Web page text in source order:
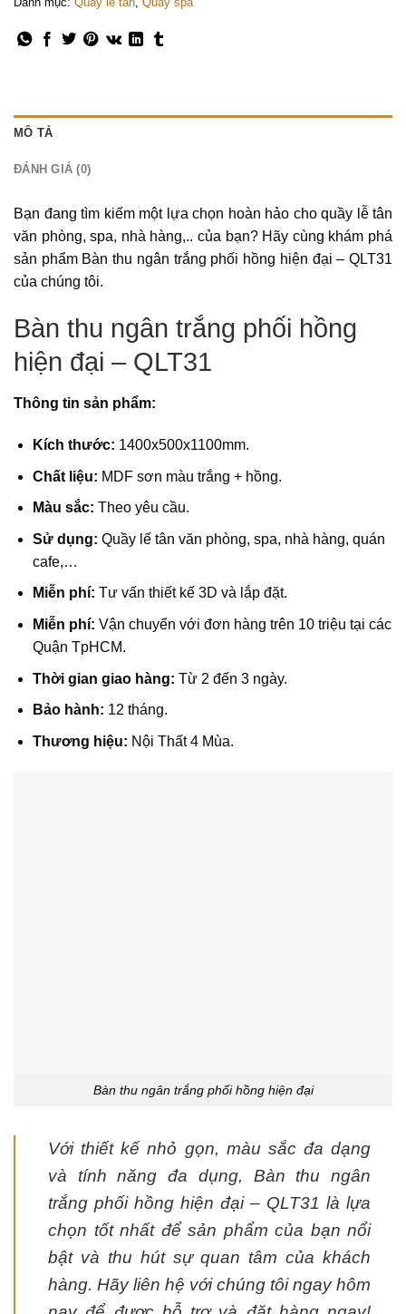
MÔ TẢ
ĐÁNH GIÁ (0)
Bạn đang tìm kiếm một lựa chọn hoàn hảo cho quầy lễ tân
văn phòng, spa, nhà hàng,.. của bạn? Hãy cùng khám phá
sản phẩm Bàn thu ngân trắng phối hồng hiện đại – QLT31
của chúng tôi.
Bàn thu ngân trắng phối hồng
hiện đại – QLT31
Thông tin sản phẩm:
Kích thước: 1400x500x1100mm.
Chất liệu: MDF sơn màu trắng + hồng.
Màu sắc: Theo yêu cầu.
Sử dụng: Quầy lế tân văn phòng, spa, nhà hàng, quán
cafe,…
Miễn phí: Tư vấn thiết kế 3D và lắp đặt.
Miễn phí: Vận chuyển với đơn hàng trên 10 triệu tại các
Quận TpHCM.
Thời gian giao hàng: Từ 2 đến 3 ngày.
Bảo hành: 12 tháng.
Thương hiệu: Nội Thất 4 Mùa.
Bàn thu ngân trắng phối hồng hiện đại
Với thiết kế nhỏ gọn, màu sắc đa dạng
và tính năng đa dụng, Bàn thu ngân
trắng phối hồng hiện đại – QLT31 là lựa
chọn tốt nhất để sản phẩm của bạn nổi
bật và thu hút sự quan tâm của khách
hàng. Hãy liên hệ với chúng tôi ngay hôm